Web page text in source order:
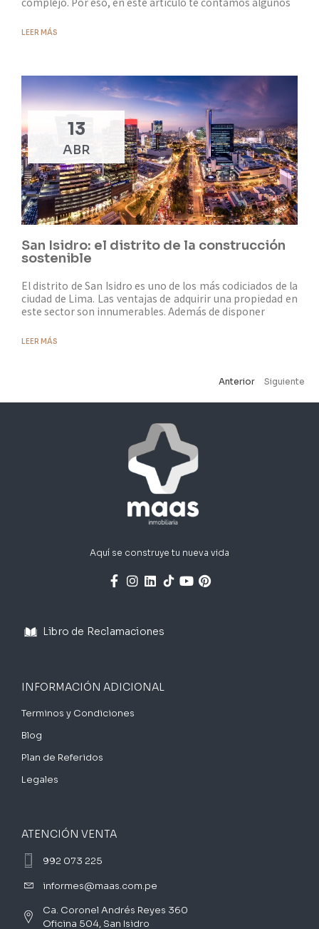
LEER MÁS
San Isidro: el distrito de la construcción
sostenible
13
ABR
El distrito de San Isidro es uno de los más codiciados de la
ciudad de Lima. Las ventajas de adquirir una propiedad en
este sector son innumerables. Además de disponer
LEER MÁS
Anterior Siguiente
Aquí se construye tu nueva vida
Libro de Reclamaciones
INFORMACIÓN ADICIONAL
Terminos y Condiciones
Blog
Plan de Referidos
Legales
ATENCIÓN VENTA
992 073 225
informes@maas.com.pe
Ca. Coronel Andrés Reyes 360
Oficina 504, San Isidro